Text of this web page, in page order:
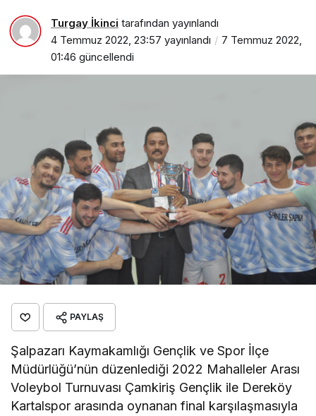
Turgay İkinci tarafından yayınlandı
4 Temmuz 2022, 23:57 yayınlandı
7 Temmuz 2022,
01:46 güncellendi
PAYLAŞ
Şalpazarı Kaymakamlığı Gençlik ve Spor İlçe
Müdürlüğü’nün düzenlediği 2022 Mahalleler Arası
Voleybol Turnuvası Çamkiriş Gençlik ile Dereköy
Kartalspor arasında oynanan final karşılaşmasıyla